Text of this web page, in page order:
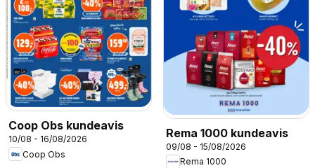
Coop Obs kundeavis
10/08 - 16/08/2026
Coop Obs
Rema 1000 kundeavis
09/08 - 15/08/2026
Rema 1000